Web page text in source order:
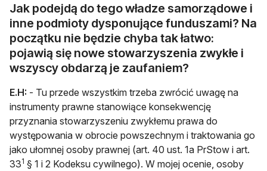
Jak podejdą do tego władze samorządowe i
inne podmioty dysponujące funduszami? Na
początku nie będzie chyba tak łatwo:
pojawią się nowe stowarzyszenia zwykłe i
wszyscy obdarzą je zaufaniem?
E.H: - Tu przede wszystkim trzeba zwrócić uwagę na
instrumenty prawne stanowiące konsekwencję
przyznania stowarzyszeniu zwykłemu prawa do
występowania w obrocie powszechnym i traktowania go
jako ułomnej osoby prawnej (art. 40 ust. 1a PrStow i art.
331 § 1 i 2 Kodeksu cywilnego). W mojej ocenie, osoby